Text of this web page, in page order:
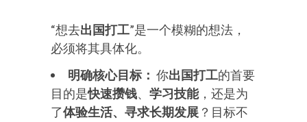
“想去出国打工”是一个模糊的想法，
必须将其具体化。
明确核心目标： 你出国打工的首要
目的是快速攒钱、 学习技能，还是为
了体验生活、寻求长期发展 ？目标不